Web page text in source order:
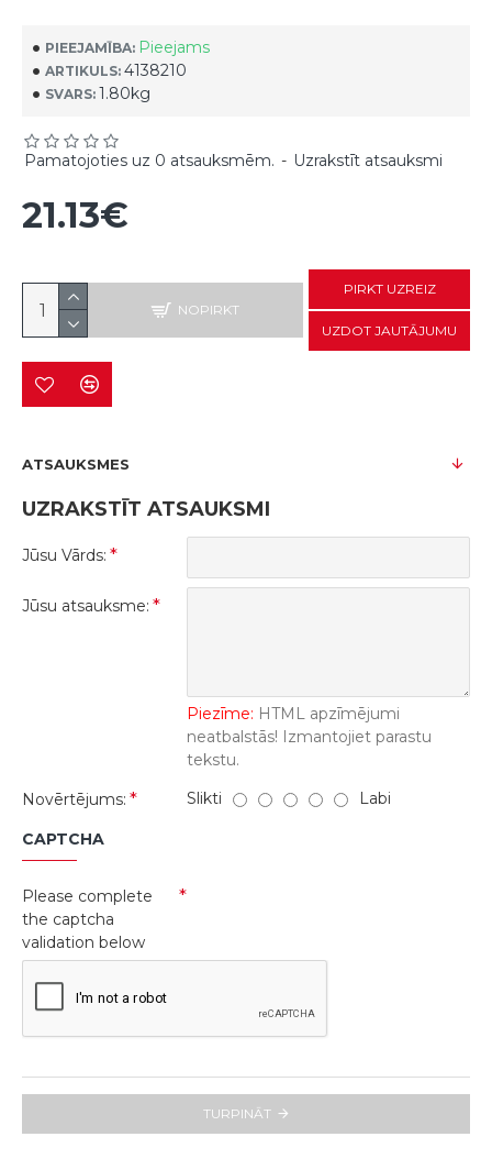
PIEEJAMĪBA: Pieejams
ARTIKULS: 4138210
SVARS: 1.80kg
Pamatojoties uz 0 atsauksmēm. - Uzrakstīt atsauksmi
21.13€
NOPIRKT
PIRKT UZREIZ
UZDOT JAUTĀJUMU
ATSAUKSMES
UZRAKSTĪT ATSAUKSMI
Jūsu Vārds:
Jūsu atsauksme:
Piezīme: HTML apzīmējumi
neatbalstās! Izmantojiet parastu
tekstu.
Novērtējums:
Slikti Labi
CAPTCHA
Please complete
the captcha
validation below
TURPINĀT